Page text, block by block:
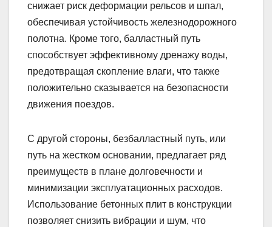
снижает риск деформации рельсов и шпал,
обеспечивая устойчивость железнодорожного
полотна. Кроме того, балластный путь
способствует эффективному дренажу воды,
предотвращая скопление влаги, что также
положительно сказывается на безопасности
движения поездов.
С другой стороны, безбалластный путь, или
путь на жестком основании, предлагает ряд
преимуществ в плане долговечности и
минимизации эксплуатационных расходов.
Использование бетонных плит в конструкции
позволяет снизить вибрации и шум, что